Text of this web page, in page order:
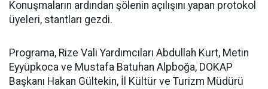
Konuşmaların ardından şölenin açılışını yapan protokol
üyeleri, stantları gezdi.
Programa, Rize Vali Yardımcıları Abdullah Kurt, Metin
Eyyüpkoca ve Mustafa Batuhan Alpboğa, DOKAP
Başkanı Hakan Gültekin, İl Kültür ve Turizm Müdürü